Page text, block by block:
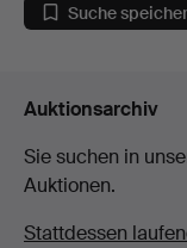
Suche
Auktionsarchiv
Sie suchen in
Auktionen.
Stattdessen